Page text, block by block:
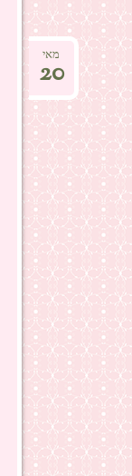
מאי
20